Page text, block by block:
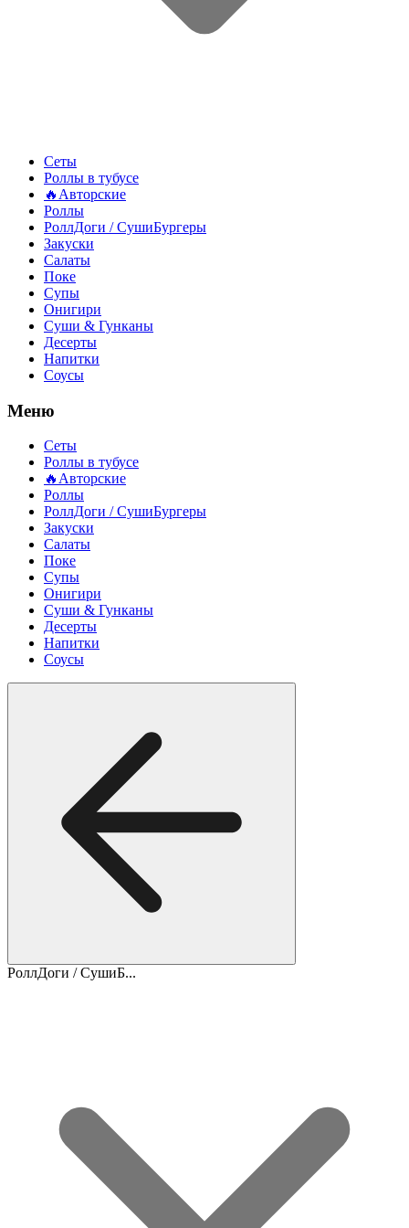
Сеты
Роллы в тубусе
🔥Авторские
Роллы
РоллДоги / СушиБургеры
Закуски
Салаты
Поке
Супы
Онигири
Суши & Гунканы
Десерты
Напитки
Соусы
Меню
Сеты
Роллы в тубусе
🔥Авторские
Роллы
РоллДоги / СушиБургеры
Закуски
Салаты
Поке
Супы
Онигири
Суши & Гунканы
Десерты
Напитки
Соусы
РоллДоги / СушиБ...